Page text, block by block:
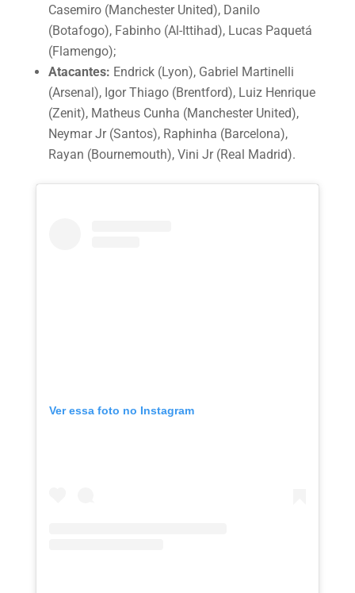
Casemiro (Manchester United), Danilo
(Botafogo), Fabinho (Al-Ittihad), Lucas Paquetá
(Flamengo);
Atacantes: Endrick (Lyon), Gabriel Martinelli
(Arsenal), Igor Thiago (Brentford), Luiz Henrique
(Zenit), Matheus Cunha (Manchester United),
Neymar Jr (Santos), Raphinha (Barcelona),
Rayan (Bournemouth), Vini Jr (Real Madrid).
Ver essa foto no Instagram